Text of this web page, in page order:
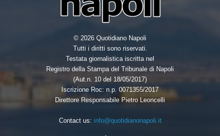
© 2026 Quotidiano Napoli
Tutti i diritti sono riservati.
Testata giornalistica iscritta nel
Registro della Stampa del Tribunale di Napoli
(Aut.n. 10 del 18/05/2017)
Iscrizione Roc: n.p. 0071355/2017
Direttore Responsabile Pietro Leoncelli
Contact us: info@quotidianonapoli.it